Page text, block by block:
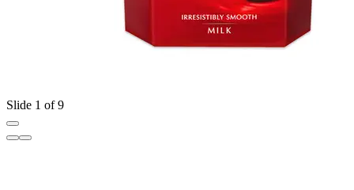
Slide 1 of 9